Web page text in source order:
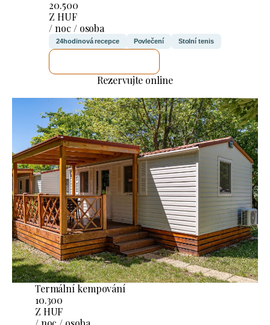
20.500
Z HUF
/ noc / osoba
24hodinová recepce Povlečení Stolní tenis
Rezervujte online
Termální kempování
10.300
Z HUF